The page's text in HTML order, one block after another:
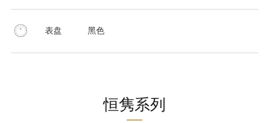
表盘 黑色
恒隽系列